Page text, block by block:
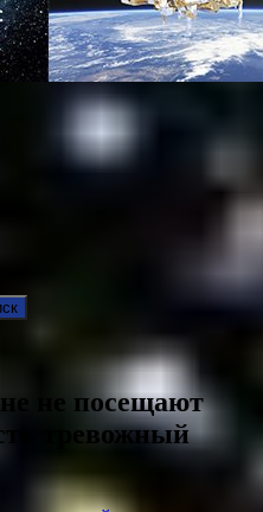
не посещают
тревожный